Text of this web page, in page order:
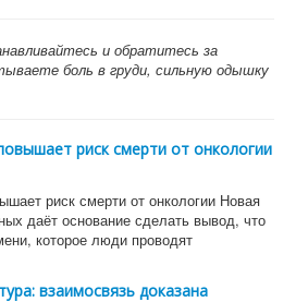
и обратитесь за
боль в груди, сильную одышку
риск смерти от онкологии
риск смерти от онкологии Новая
даёт основание сделать вывод, что
которое люди проводят
взаимосвязь доказана